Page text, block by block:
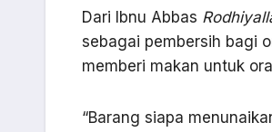
Dari Ibnu Abbas
sebagai pembersih bagi
memberi makan untuk
“Barang siapa